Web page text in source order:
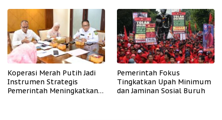
Koperasi Merah Putih Jadi
Instrumen Strategis
Pemerintah Meningkatkan
Pemerintah Fokus
Tingkatkan Upah Minimum
dan Jaminan Sosial Buruh